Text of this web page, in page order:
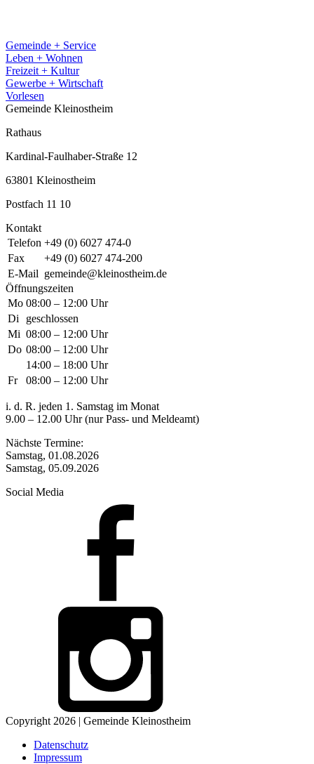
Gemeinde + Service
Leben + Wohnen
Freizeit + Kultur
Gewerbe + Wirtschaft
Vorlesen
Gemeinde Kleinostheim
Rathaus
Kardinal-Faulhaber-Straße 12
63801 Kleinostheim
Postfach 11 10
Kontakt
Telefon +49 (0) 6027 474-0
Fax
+49 (0) 6027 474-200
E-Mail gemeinde@kleinostheim.de
Öffnungszeiten
Mo 08:00 – 12:00 Uhr
Di
geschlossen
Mi 08:00 – 12:00 Uhr
Do 08:00 – 12:00 Uhr
14:00 – 18:00 Uhr
Fr
08:00 – 12:00 Uhr
i. d. R. jeden 1. Samstag im Monat
9.00 – 12.00 Uhr (nur Pass- und Meldeamt)
Nächste Termine:
Samstag, 01.08.2026
Samstag, 05.09.2026
Social Media
Copyright 2026 | Gemeinde Kleinostheim
Datenschutz
Impressum